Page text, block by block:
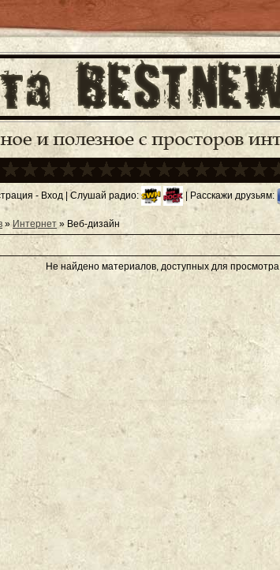
- Вход | Слушай радио: | Расскажи друзьям:
»Интернет » Веб-дизайн
Не найдено материалов, доступных для просмотра